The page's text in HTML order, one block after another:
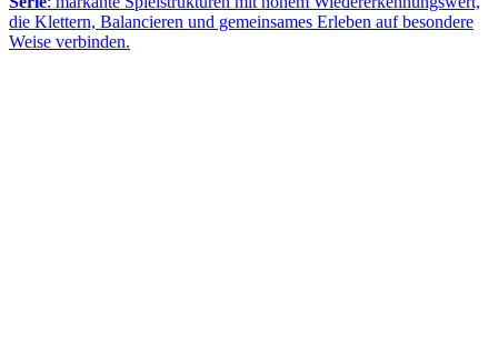
die Klettern, Balancieren und gemeinsames Erleben auf besondere
Weise verbinden.